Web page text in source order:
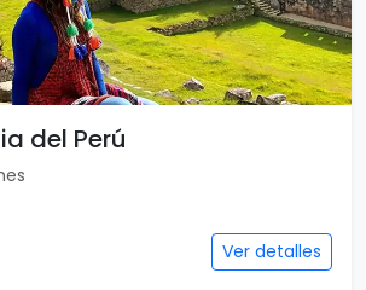
del Perú
Ver detalles